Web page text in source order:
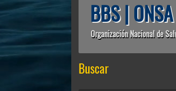
BBS |
Organización Nacional de
Buscar